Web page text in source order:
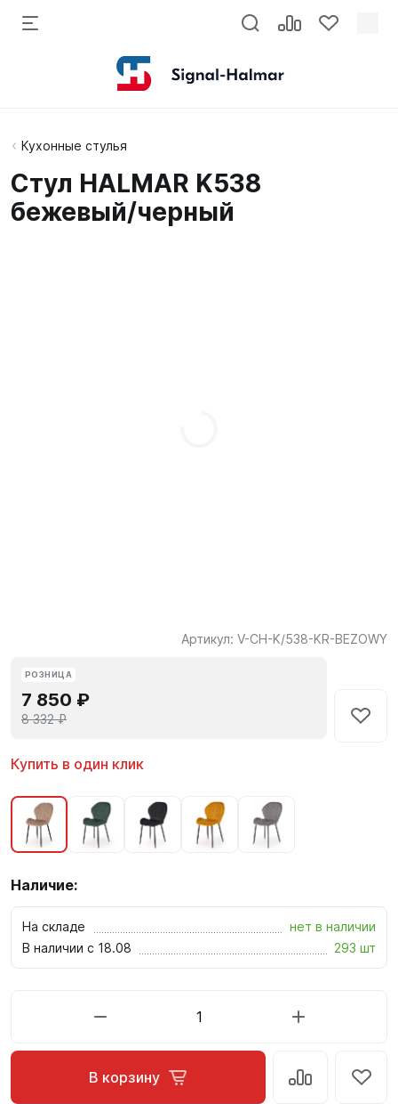
Кухонные стулья
Стул HALMAR K538
бежевый/черный
Артикул: V-CH-K/538-KR-BEZOWY
РОЗНИЦА
7 850 ₽
8 332 ₽
Купить в один клик
Наличие:
На складе
нет в наличии
В наличии с 18.08
293 шт
В корзину